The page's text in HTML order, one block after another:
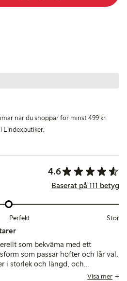
när du shoppar för minst 499 kr.
Lindexbutiker.
4.6
Baserat på 111 betyg
Perfekt Stor
som bekväma med ett
som passar höfter och lår väl.
i storlek och längd, och
av storlek samt ändringar för
Visa mer